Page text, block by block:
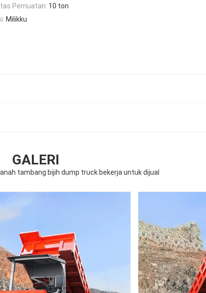
Pemuatan: 10 ton
Milikku
GALERI
tambang bijih dump truck bekerja untuk dijual